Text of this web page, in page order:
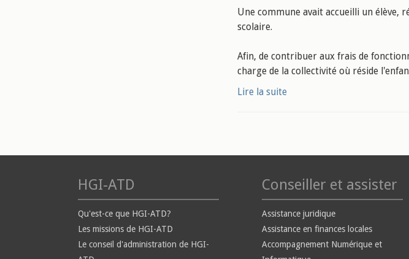
Une commune avait accueilli un élève,
scolaire.
Afin, de contribuer aux frais de
charge de la collectivité où réside
Lire la suite
HGI-ATD
Qu'est-ce que HGI-ATD?
Les missions de HGI-ATD
Le conseil d'administration de HGI-
Conseiller et assister
Assistance juridique
Assistance en finances locales
Accompagnement Numérique et